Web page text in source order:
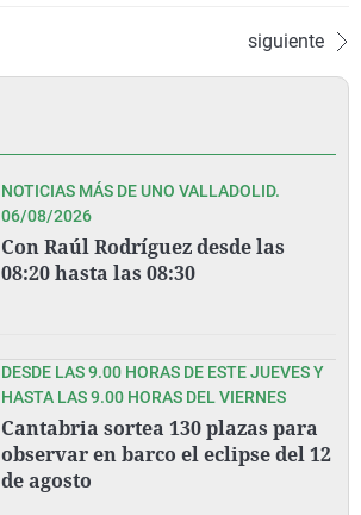
siguiente
NOTICIAS MÁS DE UNO VALLADOLID.
06/08/2026
Con Raúl Rodríguez desde las
08:20 hasta las 08:30
DESDE LAS 9.00 HORAS DE ESTE JUEVES Y
HASTA LAS 9.00 HORAS DEL VIERNES
Cantabria sortea 130 plazas para
observar en barco el eclipse del 12
de agosto